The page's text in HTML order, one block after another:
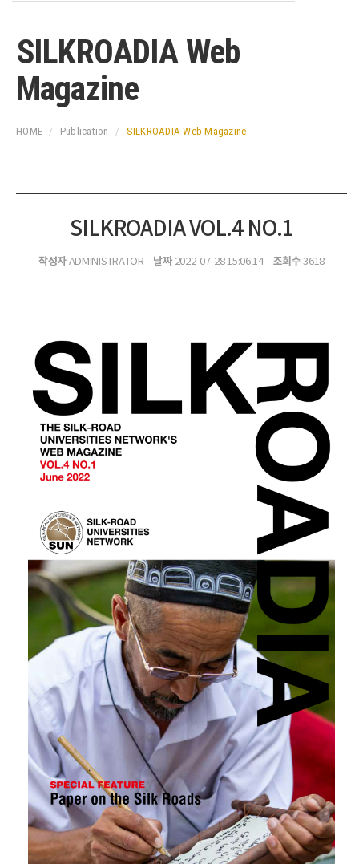
SILKROADIA Web
Magazine
HOME Publication SILKROADIA Web Magazine
SILKROADIA VOL.4 NO.1
작성자ADMINISTRATOR 날짜2022-07-28 15:06:14 조회수 3618